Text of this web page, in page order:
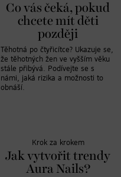
Co vás čeká, pokud
chcete mít děti
později
Těhotná po čtyřicítce? Ukazuje se,
že těhotných žen ve vyšším věku
stále přibývá. Podívejte se s
námi, jaká rizika a možnosti to
obnáší.
Krok za krokem
Jak vytvořit trendy
Aura Nails?